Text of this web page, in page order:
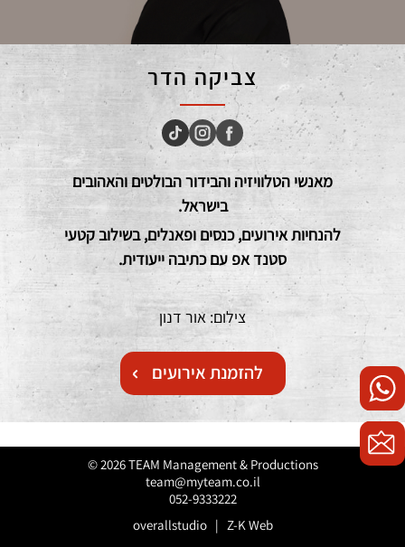
צביקה הדר
מאנשי הטלוויזיה והבידור הבולטים והאהובים
בישראל.
להנחיות אירועים, כנסים ופאנלים, בשילוב קטעי
סטנד אפ עם כתיבה ייעודית.
צילום: אור דנון
להזמנת אירועים
© 2026 TEAM Management & Productions
team@myteam.co.il
052-9333222
overallstudio| Z-K Web